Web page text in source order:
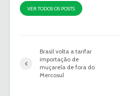
VER TODOS OS POSTS
Brasil volta a tarifar
importação de
muçarela de fora do
Mercosul